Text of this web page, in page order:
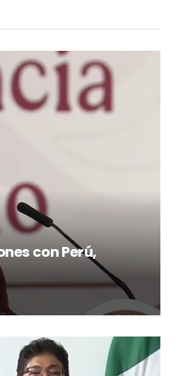
con Perú,